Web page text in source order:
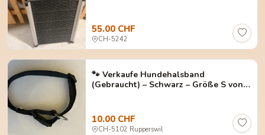
55.00 CHF
CH-5242
🐾 Verkaufe Hundehalsband
(Gebraucht) – Schwarz – Größe S von
10.00 CHF
CH-5102 Rupperswil